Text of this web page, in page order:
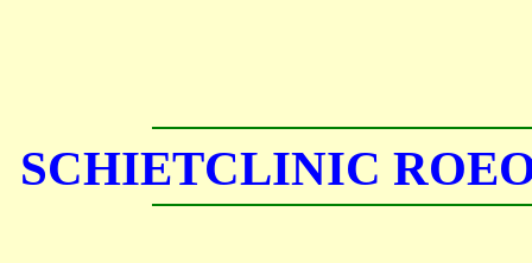
SCHIETCLINIC